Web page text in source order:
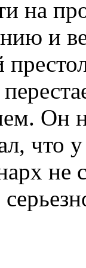
на
и
Он
не